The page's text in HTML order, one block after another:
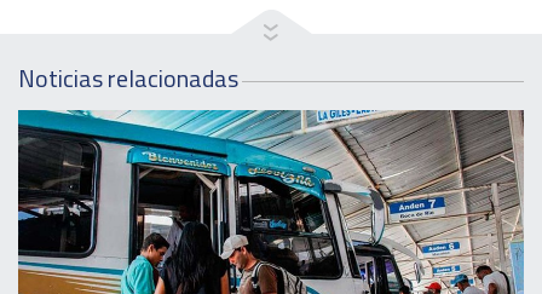
Noticias relacionadas